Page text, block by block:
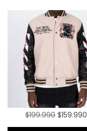
$199.990 $159.990